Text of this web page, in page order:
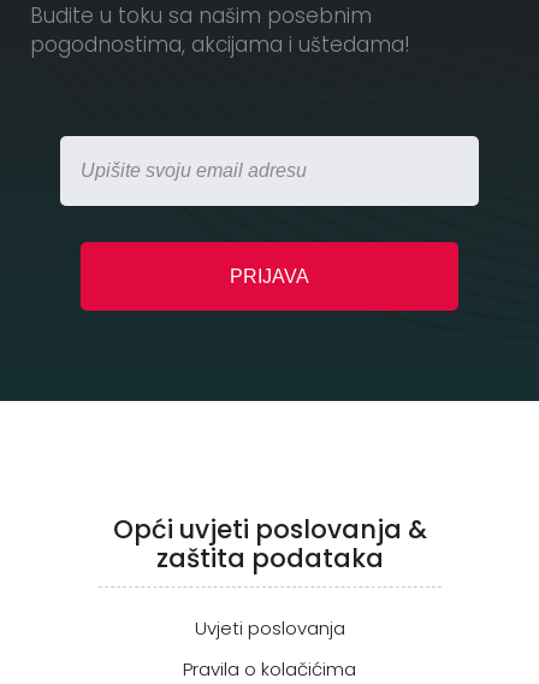
Budite u toku sa našim posebnim
pogodnostima, akcijama i uštedama!
Opći uvjeti poslovanja &
zaštita podataka
Uvjeti poslovanja
Pravila o kolačićima